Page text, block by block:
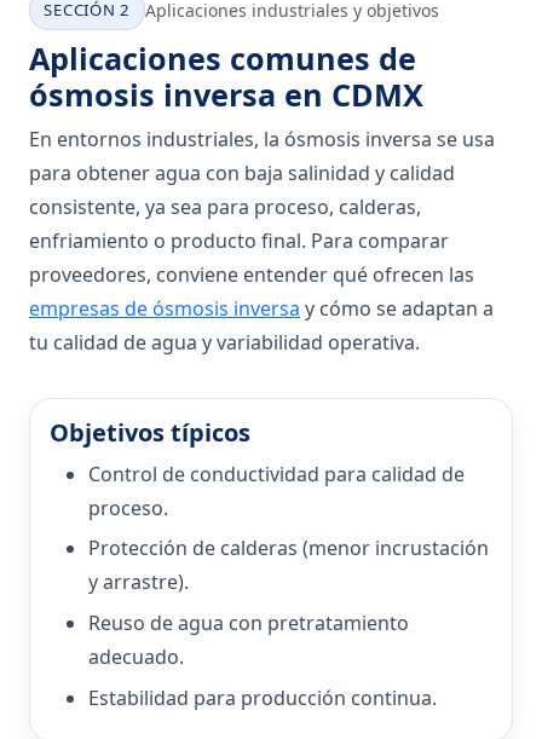
SECCIÓN 2 Aplicaciones industriales y objetivos
Aplicaciones comunes de
ósmosis inversa en CDMX
En entornos industriales, la ósmosis inversa se usa
para obtener agua con baja salinidad y calidad
consistente, ya sea para proceso, calderas,
enfriamiento o producto final. Para comparar
proveedores, conviene entender qué ofrecen las
empresas de ósmosis inversa y cómo se adaptan a
tu calidad de agua y variabilidad operativa.
Objetivos típicos
Control de conductividad para calidad de
proceso.
Protección de calderas (menor incrustación
y arrastre).
Reuso de agua con pretratamiento
adecuado.
Estabilidad para producción continua.